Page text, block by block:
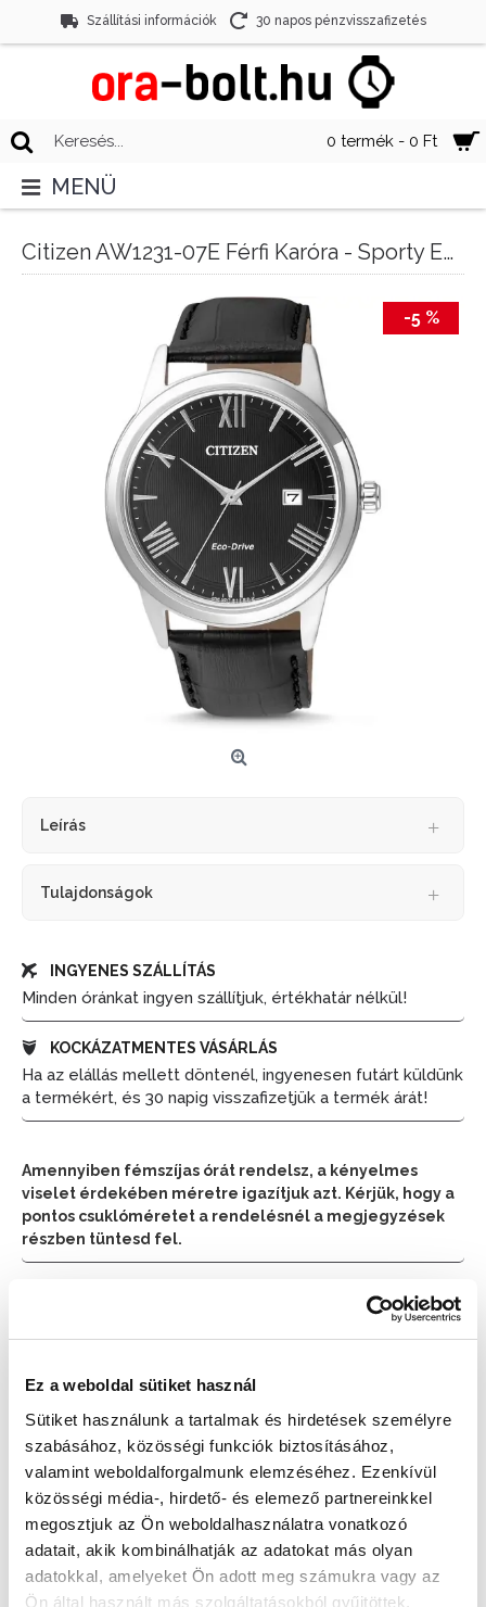
Ez a weboldal sütiket használ
Sütiket használunk a tartalmak és hirdetések személyre
szabásához, közösségi funkciók biztosításához,
valamint weboldalforgalmunk elemzéséhez. Ezenkívül
közösségi média-, hirdető- és elemező partnereinkkel
megosztjuk az Ön weboldalhasználatra vonatkozó
adatait, akik kombinálhatják az adatokat más olyan
adatokkal, amelyeket Ön adott meg számukra vagy az
Ön által használt más szolgáltatásokból gyűjtöttek.
Szállítási információk 30 napos pénzvisszafizetés
0 termék - 0 Ft
MENÜ
Citizen AW1231-07E Férfi Karóra - Sporty Eco-Drive
-5 %
Leírás
Tulajdonságok
INGYENES SZÁLLÍTÁS
Minden óránkat ingyen szállítjuk, értékhatár nélkül!
KOCKÁZATMENTES VÁSÁRLÁS
Ha az elállás mellett döntenél, ingyenesen futárt küldünk
a termékért, és 30 napig visszafizetjük a termék árát!
Amennyiben fémszíjas órát rendelsz, a kényelmes
viselet érdekében méretre igazítjuk azt. Kérjük, hogy a
pontos csuklóméretet a rendelésnél a megjegyzések
részben tüntesd fel.
📦 Ha most rendelsz, a szállítás várható napja:2026.
Augusztus 11. (Kedd)📦
47 900 Ft 45 505 Ft
Az elmúlt 30 nap legjobb ára: 45 505 Ft